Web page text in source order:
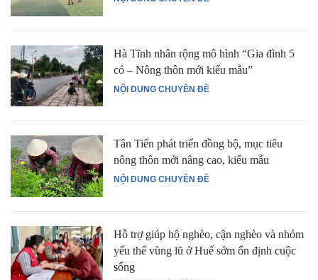
NỘI DUNG CHUYÊN ĐỀ
Hà Tĩnh nhân rộng mô hình “Gia đình 5
có – Nông thôn mới kiểu mẫu”
NỘI DUNG CHUYÊN ĐỀ
Tân Tiến phát triển đồng bộ, mục tiêu
nông thôn mới nâng cao, kiểu mẫu
Hỗ trợ giúp hộ nghèo, cận nghèo và nhóm
yếu thế vùng lũ ở Huế sớm ổn định cuộc
sống